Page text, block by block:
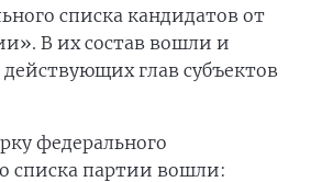
списка кандидатов от
В их состав вошли и
действующих глав субъектов
федерального
списка партии вошли: